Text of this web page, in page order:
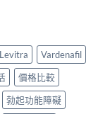
Levitra
Vardenafil
價格比較
勃起功能障礙